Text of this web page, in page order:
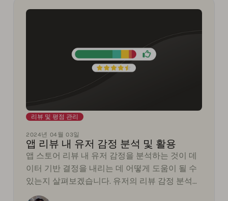
리뷰 및 평점 관리
2024년 04월 03일
앱 리뷰 내 유저 감정 분석 및 활용
앱 스토어 리뷰 내 유저 감정을 분석하는 것이 데
이터 기반 결정을 내리는 데 어떻게 도움이 될 수
있는지 살펴보겠습니다. 유저의 리뷰 감정 분석을
통해 앱을 개발하고 마케팅을 개선하는데 도움을